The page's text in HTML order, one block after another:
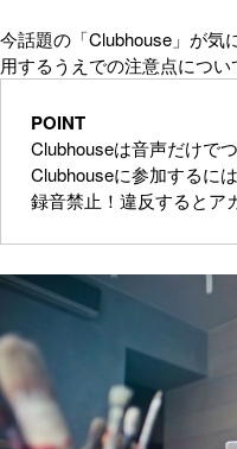
今話題の「Clubhouse」が気
用するうえでの注意点につい
POINT
Clubhouseは音声だけで
Clubhouseに参加するに
録音禁止！違反するとア